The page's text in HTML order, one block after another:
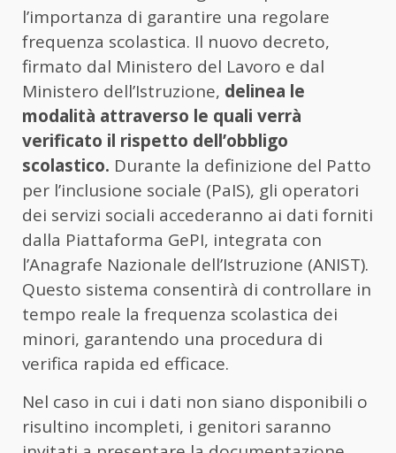
l’importanza di garantire una regolare
frequenza scolastica. Il nuovo decreto,
firmato dal Ministero del Lavoro e dal
Ministero dell’Istruzione, delinea le
modalità attraverso le quali verrà
verificato il rispetto dell’obbligo
scolastico. Durante la definizione del Patto
per l’inclusione sociale (PaIS), gli operatori
dei servizi sociali accederanno ai dati forniti
dalla Piattaforma GePI, integrata con
l’Anagrafe Nazionale dell’Istruzione (ANIST).
Questo sistema consentirà di controllare in
tempo reale la frequenza scolastica dei
minori, garantendo una procedura di
verifica rapida ed efficace.
Nel caso in cui i dati non siano disponibili o
risultino incompleti, i genitori saranno